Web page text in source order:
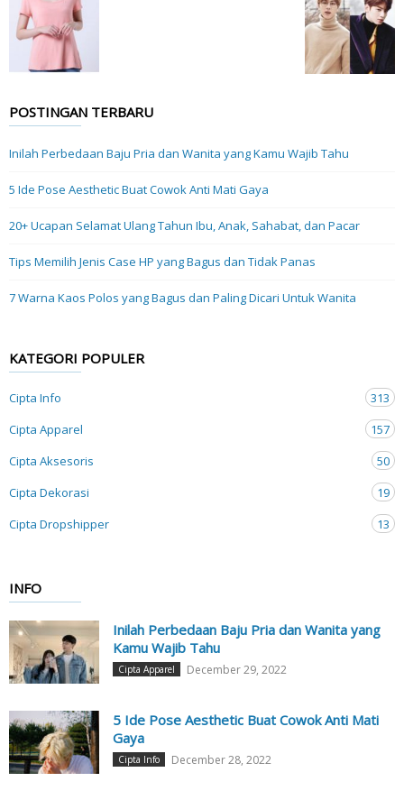
POSTINGAN TERBARU
Inilah Perbedaan Baju Pria dan Wanita yang Kamu Wajib Tahu
5 Ide Pose Aesthetic Buat Cowok Anti Mati Gaya
20+ Ucapan Selamat Ulang Tahun Ibu, Anak, Sahabat, dan Pacar
Tips Memilih Jenis Case HP yang Bagus dan Tidak Panas
7 Warna Kaos Polos yang Bagus dan Paling Dicari Untuk Wanita
KATEGORI POPULER
Cipta Info
313
Cipta Apparel
157
Cipta Aksesoris
50
Cipta Dekorasi
19
Cipta Dropshipper
13
INFO
Inilah Perbedaan Baju Pria dan Wanita yang
Kamu Wajib Tahu
Cipta Apparel December 29, 2022
5 Ide Pose Aesthetic Buat Cowok Anti Mati
Gaya
Cipta Info December 28, 2022